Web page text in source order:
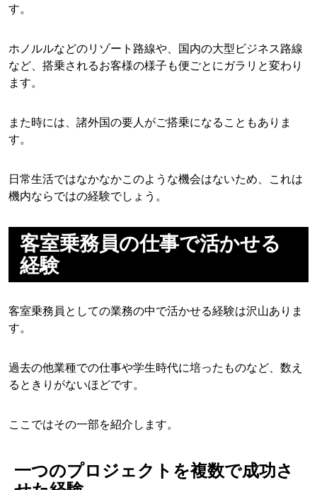
す。
ホノルルなどのリゾート路線や、国内の大型ビジネス路線
など、搭乗されるお客様の様子も便ごとにガラリと変わり
ます。
また時には、諸外国の要人がご搭乗になることもありま
す。
日常生活ではなかなかこのような機会はないため、これは
機内ならではの経験でしょう。
客室乗務員の仕事で活かせる
経験
客室乗務員としての業務の中で活かせる経験は沢山ありま
す。
過去の他業種での仕事や学生時代に培ったものなど、数え
るときりがないほどです。
ここではその一部を紹介します。
一つのプロジェクトを複数で成功さ